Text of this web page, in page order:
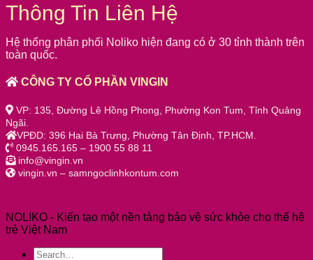
Thông Tin Liên Hệ
Hệ thống phân phối Noliko hiện đang có ở 30 tỉnh thành trên
toàn quốc.
CÔNG TY CỔ PHẦN VINGIN
VP: 135, Đường Lê Hồng Phong, Phường Kon Tum, Tỉnh Quảng
Ngãi.
VPĐD: 396 Hai Bà Trưng, Phường Tân Định, TP.HCM.
0945.165.165 – 1900 55 88 11
info@vingin.vn
vingin.vn – samngoclinhkontum.com
NOLIKO - Kiến tạo một nền tảng bảo vệ sức khỏe cho thế hệ
trẻ Việt Nam